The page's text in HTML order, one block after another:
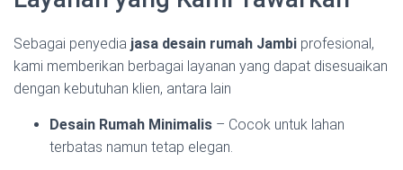
Sebagai penyedia jasa desain rumah Jambi profesional,
kami memberikan berbagai layanan yang dapat disesuaikan
dengan kebutuhan klien, antara lain
Desain Rumah Minimalis – Cocok untuk lahan
terbatas namun tetap elegan.